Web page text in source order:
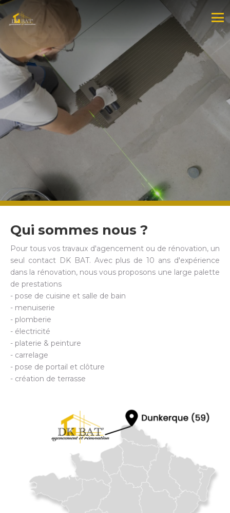
Qui sommes nous ?
Pour tous vos travaux d'agencement ou de rénovation, un
seul contact DK BAT. Avec plus de 10 ans d'expérience
dans la rénovation, nous vous proposons une large palette
de prestations
- pose de cuisine et salle de bain
- menuiserie
- plomberie
- électricité
- platerie & peinture
- carrelage
- pose de portail et clôture
- création de terrasse